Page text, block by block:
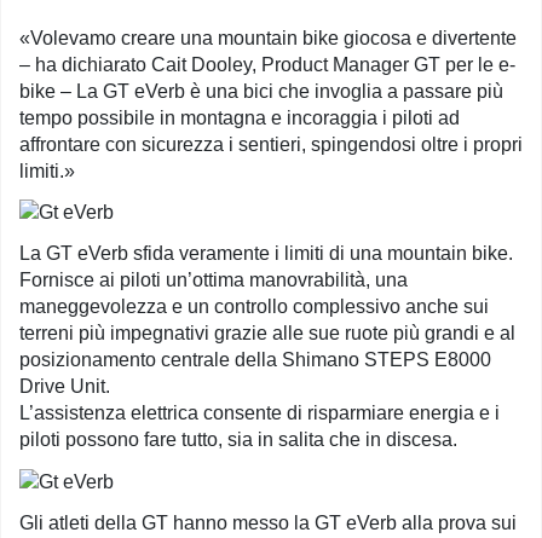
«Volevamo creare una mountain bike giocosa e divertente
– ha dichiarato Cait Dooley, Product Manager GT per le e-
bike – La GT eVerb è una bici che invoglia a passare più
tempo possibile in montagna e incoraggia i piloti ad
affrontare con sicurezza i sentieri, spingendosi oltre i propri
limiti.»
La GT eVerb sfida veramente i limiti di una mountain bike.
Fornisce ai piloti un’ottima manovrabilità, una
maneggevolezza e un controllo complessivo anche sui
terreni più impegnativi grazie alle sue ruote più grandi e al
posizionamento centrale della Shimano STEPS E8000
Drive Unit.
L’assistenza elettrica consente di risparmiare energia e i
piloti possono fare tutto, sia in salita che in discesa.
Gli atleti della GT hanno messo la GT eVerb alla prova sui